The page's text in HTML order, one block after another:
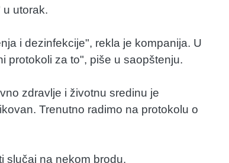
utorak.
i dezinfekcije", rekla je kompanija. U
protokoli za to", piše u saopštenju.
zdravlje i životnu sredinu je
Trenutno radimo na protokolu o
slučaj na nekom brodu.